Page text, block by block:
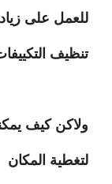
للعمل على
تنظيف
ولاكن كيف
لتغطية المكان